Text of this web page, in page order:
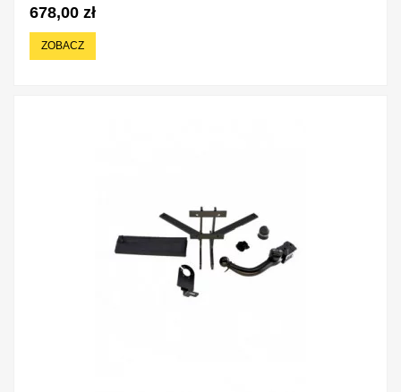
678,00 zł
ZOBACZ